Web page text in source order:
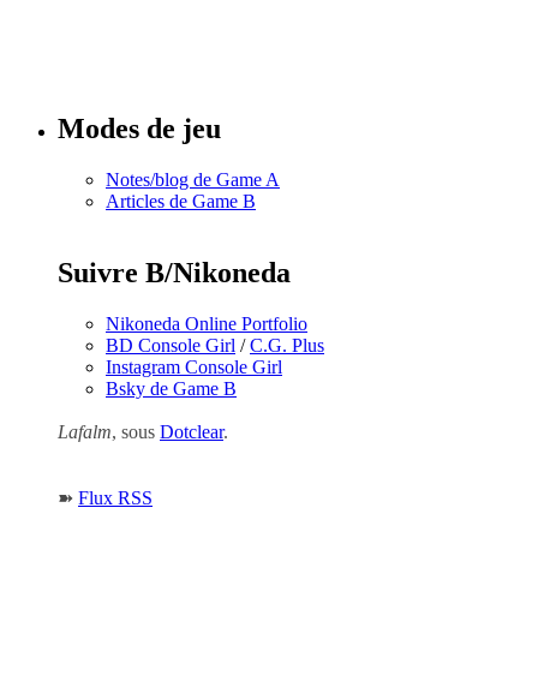
Modes de jeu
Notes/blog de Game A
Articles de Game B
Suivre B/Nikoneda
Nikoneda Online Portfolio
BD Console Girl /C.G. Plus
Instagram Console Girl
Bsky de Game B
Lafalm, sous Dotclear.
➽ Flux RSS